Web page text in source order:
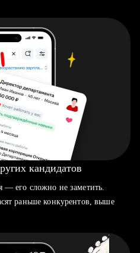
кандидатов
— его сложно не заметить.
раньше конкурентов, выше